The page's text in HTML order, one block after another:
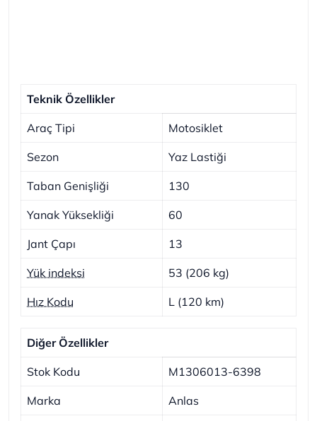
Teknik Özellikler
Araç Tipi Motosiklet
Sezon Yaz Lastiği
Taban Genişliği 130
Yanak Yüksekliği 60
Jant Çapı 13
Yük indeksi 53 (206 kg)
Hız Kodu L (120 km)
Diğer Özellikler
Stok Kodu M1306013-6398
Marka Anlas